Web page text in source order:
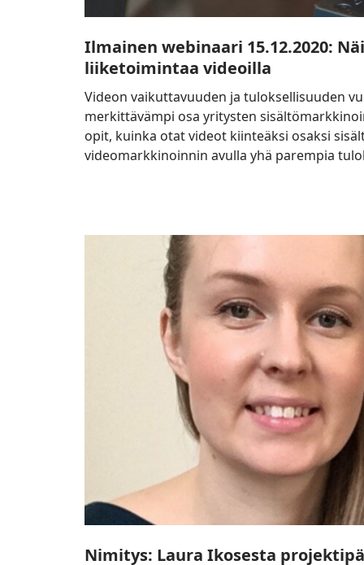
Ilmainen webinaari 15.12.2020:
liiketoimintaa videoilla
Videon vaikuttavuuden ja tuloksellisuuden
merkittävämpi osa yritysten
opit, kuinka otat videot kiinteäksi osaksi
videomarkkinoinnin avulla yhä parempia
projektipäällikkö
Nimitys: Laura Ikosesta